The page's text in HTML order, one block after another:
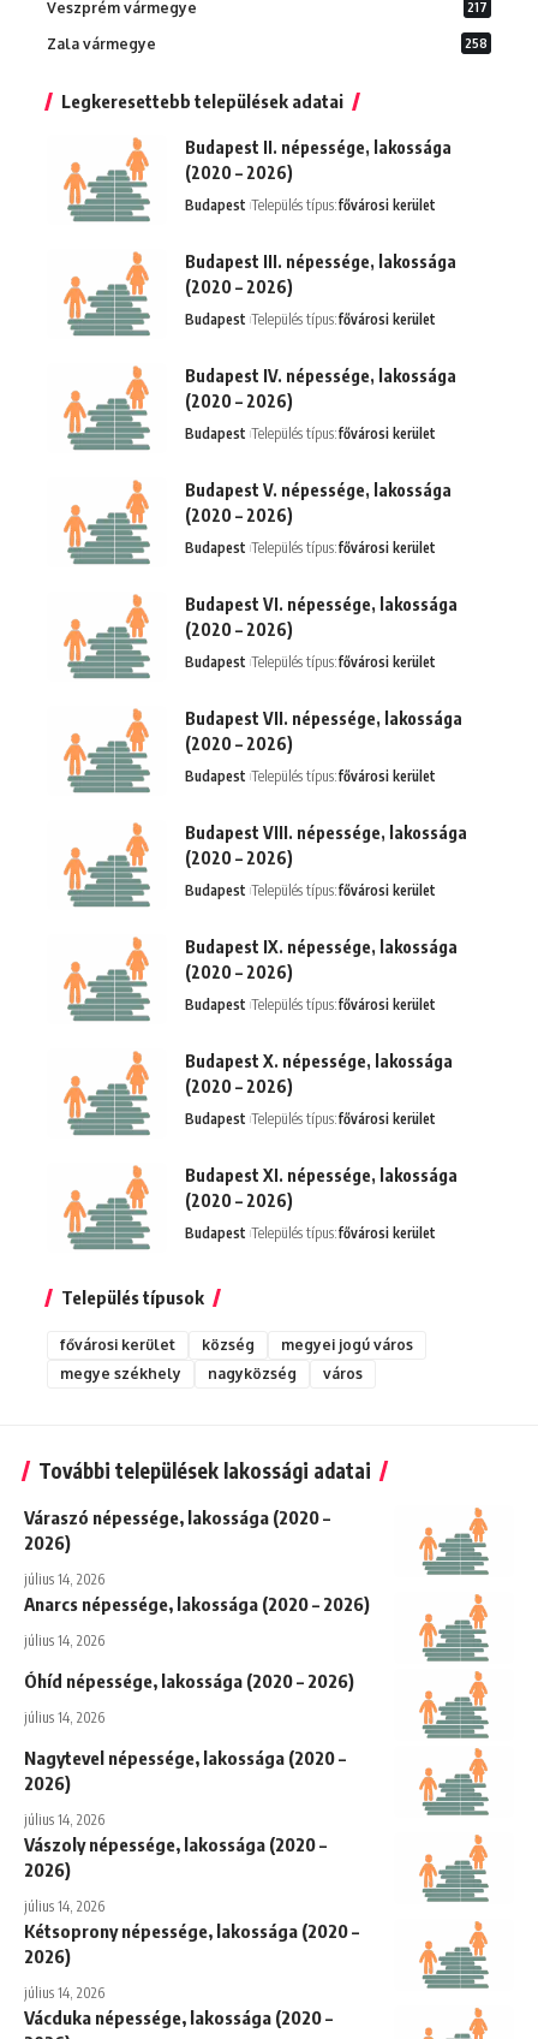
Veszprém vármegye 217
Zala vármegye 258
Legkeresettebb települések adatai
Budapest II. népessége, lakossága
(2020 – 2026)
Budapest Település típus:fővárosi kerület
Budapest III. népessége, lakossága
(2020 – 2026)
Budapest Település típus:fővárosi kerület
Budapest IV. népessége, lakossága
(2020 – 2026)
Budapest Település típus:fővárosi kerület
Budapest V. népessége, lakossága
(2020 – 2026)
Budapest Település típus:fővárosi kerület
Budapest VI. népessége, lakossága
(2020 – 2026)
Budapest Település típus:fővárosi kerület
Budapest VII. népessége, lakossága
(2020 – 2026)
Budapest Település típus:fővárosi kerület
Budapest VIII. népessége, lakossága
(2020 – 2026)
Budapest Település típus:fővárosi kerület
Budapest IX. népessége, lakossága
(2020 – 2026)
Budapest Település típus:fővárosi kerület
Budapest X. népessége, lakossága
(2020 – 2026)
Budapest Település típus:fővárosi kerület
Budapest XI. népessége, lakossága
(2020 – 2026)
Budapest Település típus:fővárosi kerület
Település típusok
fővárosi kerület község
megyei jogú város
megye székhely
nagyközség város
További települések lakossági adatai
Váraszó népessége, lakossága (2020 –
2026)
július 14, 2026
Anarcs népessége, lakossága (2020 – 2026)
július 14, 2026
Óhíd népessége, lakossága (2020 – 2026)
július 14, 2026
Nagytevel népessége, lakossága (2020 –
2026)
július 14, 2026
Vászoly népessége, lakossága (2020 –
2026)
július 14, 2026
Kétsoprony népessége, lakossága (2020 –
2026)
július 14, 2026
Vácduka népessége, lakossága (2020 –